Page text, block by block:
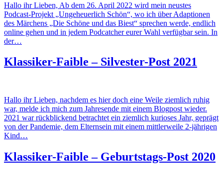
Hallo ihr Lieben, Ab dem 26. April 2022 wird mein neustes
Podcast-Projekt „Ungeheuerlich Schön“, wo ich über Adaptionen
des Märchens „Die Schöne und das Biest“ sprechen werde, endlich
online gehen und in jedem Podcatcher eurer Wahl verfügbar sein. In
der…
Klassiker-Faible – Silvester-Post 2021
Hallo ihr Lieben, nachdem es hier doch eine Weile ziemlich ruhig
war, melde ich mich zum Jahresende mit einem Blogpost wieder.
2021 war rückblickend betrachtet ein ziemlich kurioses Jahr, geprägt
von der Pandemie, dem Elternsein mit einem mittlerweile 2-jährigen
Kind…
Klassiker-Faible – Geburtstags-Post 2020